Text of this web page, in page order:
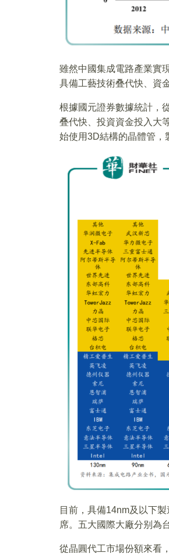
雖然中國集成電路產業實
具備工藝技術叠代快、資
根據國元證券數據統計，
叠代快、投資資金投入大
始使用3D結構的晶體管，
目前，具備14nm及以下
席。五大國際大廠分别為
從晶圓代工市場份額來看